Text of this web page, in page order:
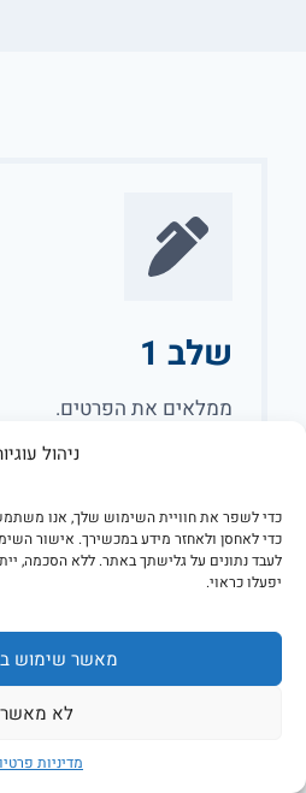
ניהול
כדי לאחסן ולאחזר מידע במכשירך. אישור
לעבד נתונים על גלישתך באתר. ללא הסכמה,
יפעלו כראוי.
מאשר שימוש
לא מאשר
מדיניות
שלב 1
ממלאים את הפרטים.
שלב 2